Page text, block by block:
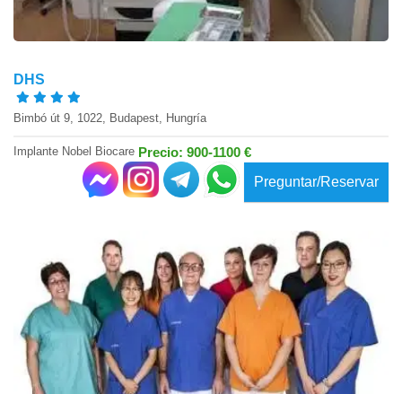
DHS
Bimbó út 9, 1022, Budapest, Hungría
Implante Nobel Biocare Precio: 900-1100 €
Preguntar/Reservar